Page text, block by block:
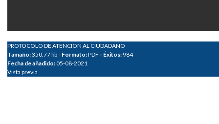
PROTOCOLO DE ATENCION AL CIUDADANO
Tamaño:350.77 kb - Formato:PDF - Éxitos: 984
Fecha de añadido:05-08-2021
Vista previa